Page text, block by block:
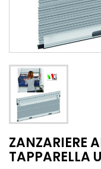
ZANZARIERE
TAPPARELLA